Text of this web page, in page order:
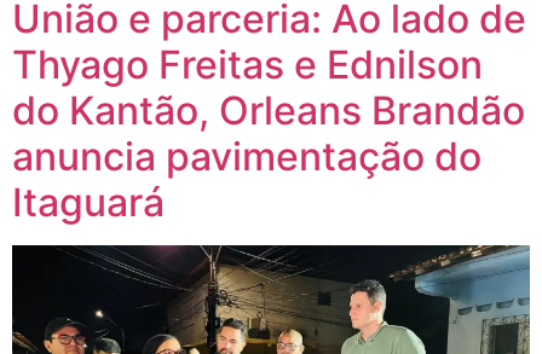
União e parceria: Ao lado de
Thyago Freitas e Ednilson
do Kantão, Orleans Brandão
anuncia pavimentação do
Itaguará